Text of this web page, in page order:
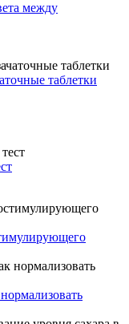
между
таблетки